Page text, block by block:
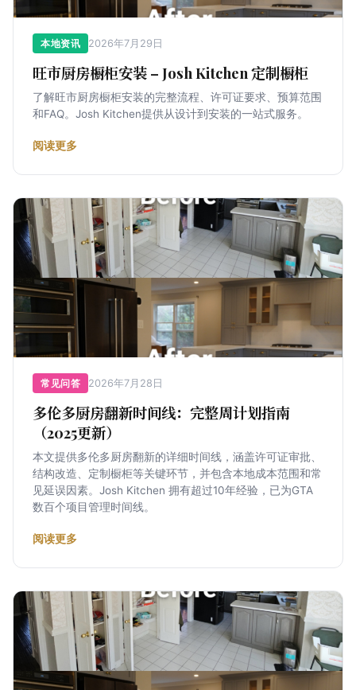
本地资讯 2026年7月29日
旺市厨房橱柜安装 – Josh Kitchen 定制橱柜
了解旺市厨房橱柜安装的完整流程、许可证要求、预算范围
和FAQ。Josh Kitchen提供从设计到安装的一站式服务。
阅读更多
常见问答 2026年7月28日
多伦多厨房翻新时间线：完整周计划指南
（2025更新）
本文提供多伦多厨房翻新的详细时间线，涵盖许可证审批、
结构改造、定制橱柜等关键环节，并包含本地成本范围和常
见延误因素。Josh Kitchen 拥有超过10年经验，已为GTA
数百个项目管理时间线。
阅读更多